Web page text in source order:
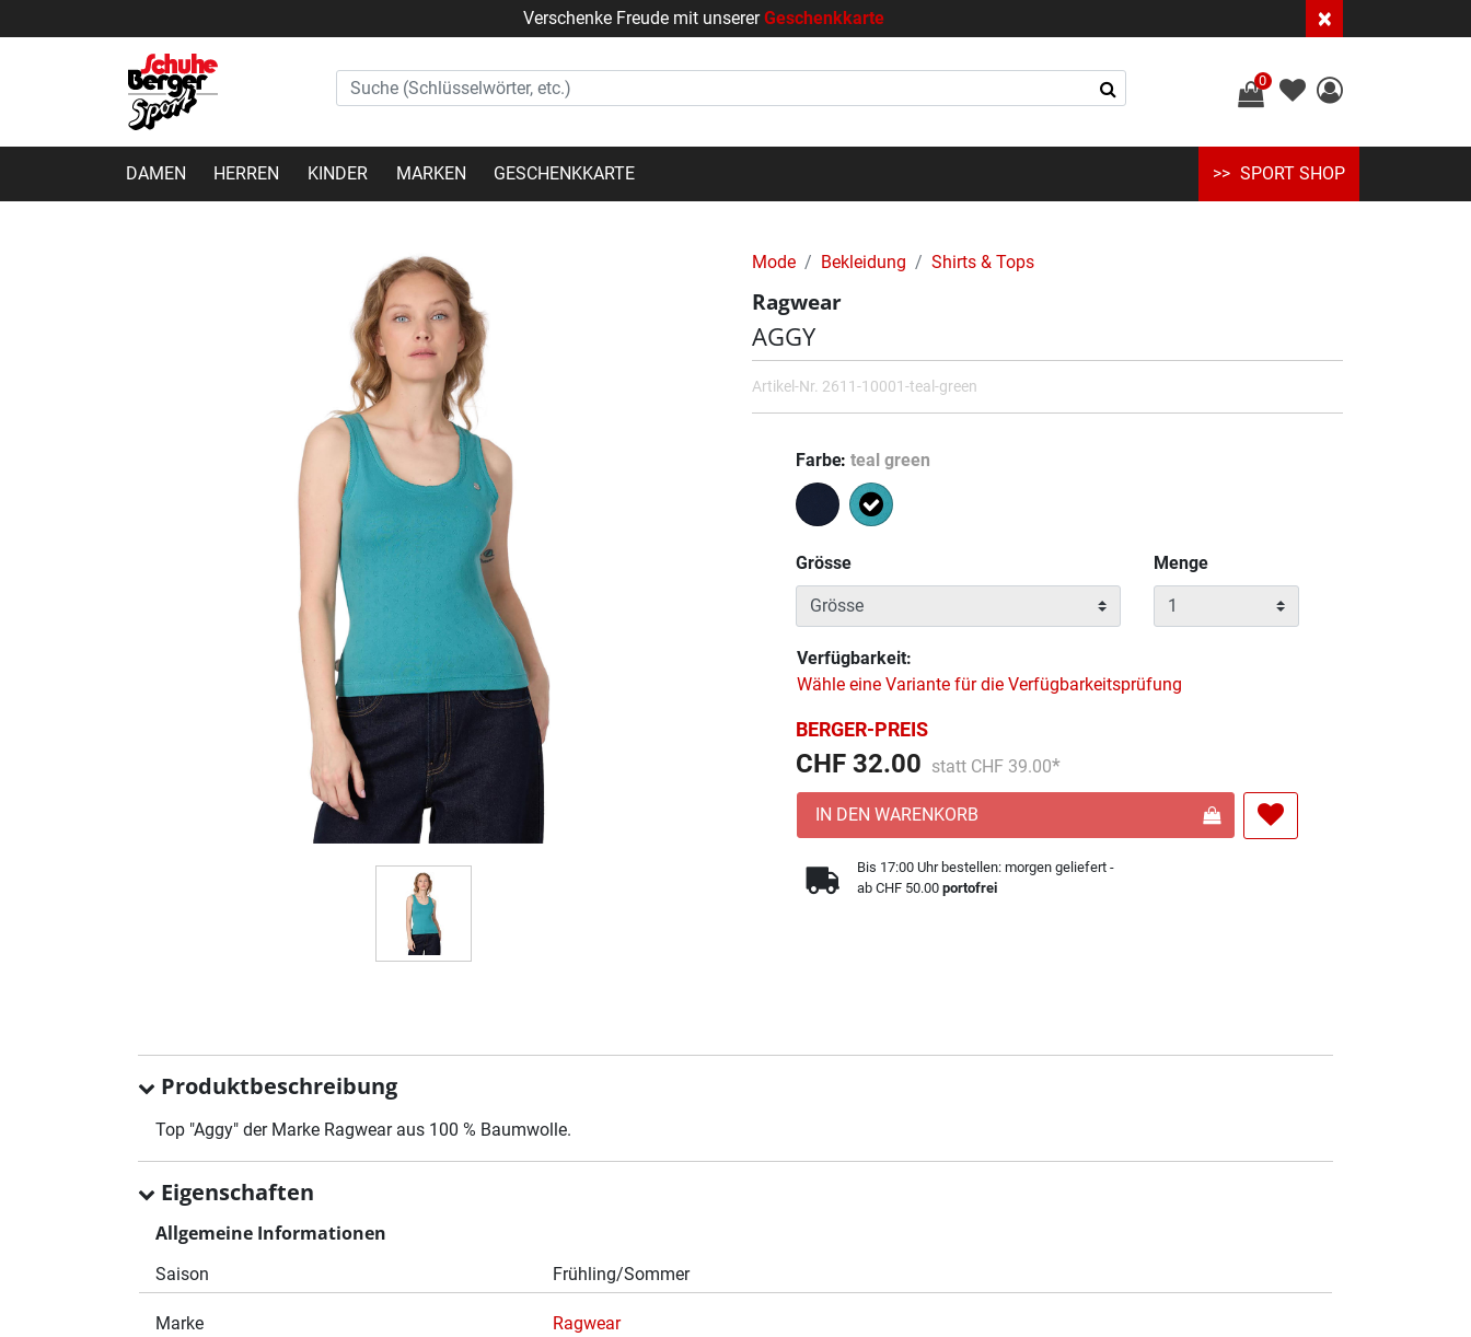
Verschenke Freude mit unsererGeschenkkarte ×
0
DAMEN HERREN KINDER MARKEN GESCHENKKARTE SPORT SHOP
Mode Bekleidung Shirts & Tops
Ragwear
AGGY
Artikel-Nr. 2611-10001-teal-green
Farbe teal green
Grösse
Menge
Verfügbarkeit:
Wähle eine Variante für die Verfügbarkeitsprüfung
BERGER-PREIS
CHF 32.00 Preis reduziert von
statt CHF 39.00
An
IN DEN WARENKORB
Bis 17:00 Uhr bestellen: morgen geliefert -
ab CHF 50.00portofrei
Produktbeschreibung
Top "Aggy" der Marke Ragwear aus 100 % Baumwolle.
Eigenschaften
Allgemeine Informationen
Saison Frühling/Sommer
Marke Ragwear